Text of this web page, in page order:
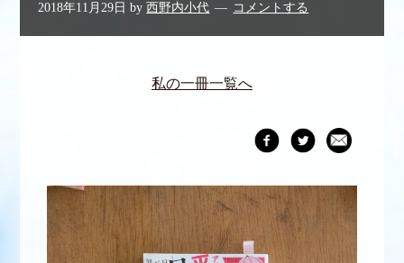
2018年11月29日 by 西野内小代 コメントする
私の一冊一覧へ